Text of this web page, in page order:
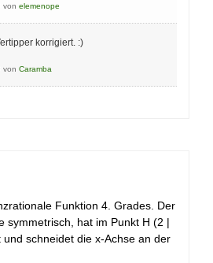
von elemenope
korrigiert. :)
von Caramba
Funktion 4. Grades. Der
symmetrisch, hat im Punkt H (2 |
schneidet die x-Achse an der